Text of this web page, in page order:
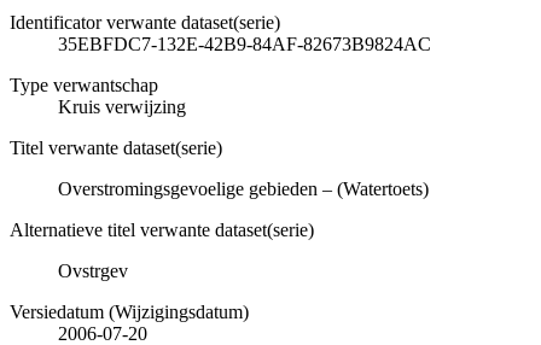
Identificator verwante dataset(serie)
35EBFDC7-132E-42B9-84AF-82673B9824AC
Type verwantschap
Kruis verwijzing
Titel verwante dataset(serie)
Overstromingsgevoelige gebieden – (Watertoets)
Alternatieve titel verwante dataset(serie)
Ovstrgev
Versiedatum (Wijzigingsdatum)
2006-07-20